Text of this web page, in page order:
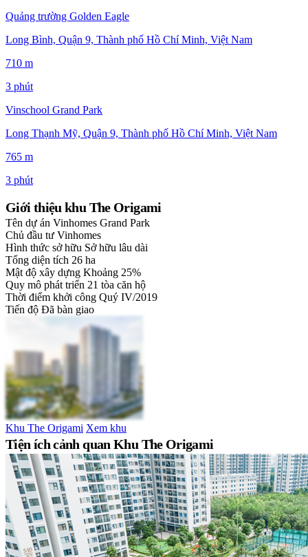
Quảng trường Golden Eagle
Long Bình, Quận 9, Thành phố Hồ Chí Minh, Việt Nam
710 m
3 phút
Vinschool Grand Park
Long Thạnh Mỹ, Quận 9, Thành phố Hồ Chí Minh, Việt Nam
765 m
3 phút
Giới thiệu khu The Origami
Tên dự án Vinhomes Grand Park
Chủ đầu tư Vinhomes
Hình thức sở hữu Sở hữu lâu dài
Tổng diện tích 26 ha
Mật độ xây dựng Khoảng 25%
Quy mô phát triển 21 tòa căn hộ
Thời điểm khởi công Quý IV/2019
Tiến độ Đã bàn giao
Khu The Origami Xem khu
Tiện ích cảnh quan Khu The Origami